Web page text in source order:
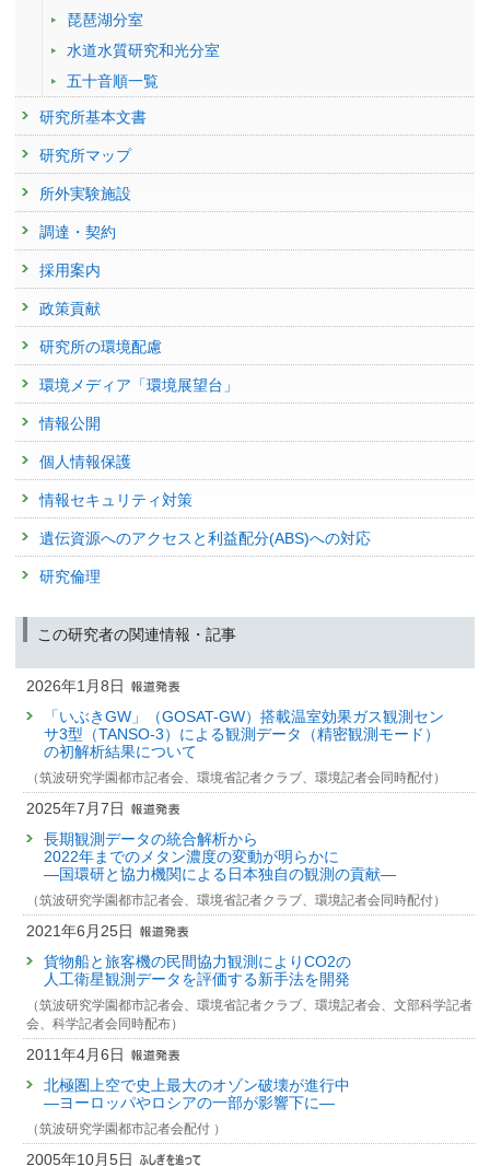
2010年度
研究
21144 : オゾン層破壊に関連した極成層圏雲の特性評価に関する研究
21154 : 成層圏無機塩素化合物の分配比に関する研究
21227 : 大気・海洋モニタリング
2009年度
研究
20617 : 大気・海洋モニタリング
20656 : 成層圏プロセスの長期変化の検出とオゾン層変動予測の不確実性
評価に関する研究
20838 : 硝酸塩素を用いた極成層圏雲の不均一反応過程に関する研究
2008年度
20014 : 硝酸塩素を用いた極成層圏雲の不均一反応過程に関する研究
20043 : 亜酸化窒素濃度分布を介した北極域オゾン層の長期変動に関する
研究
20294 : 成層圏プロセスの長期変化の検出とオゾン層変動予測の不確実性
評価に関する研究
20380 : オゾン層破壊に関連した極成層圏雲の特性評価に関する研究
2007年度
10707 : 成層圏プロセスの長期変化の検出とオゾン層変動予測の不確実性
評価に関する研究
10742 : 亜酸化窒素濃度分布を介した北極域オゾン層の長期変動に関する
研究
2006年度
10063 : 衛星観測データを利用した極域オゾン層破壊の機構解明に関する
研究
2005年度
9397 : 大気衛星観測データの放射伝達解析に関する研究
9410 : ILAS-IIデータの処理・保存・提供のためのシステム開発・改訂及
び運用
9415 : ILAS-IIデータ処理運用システムの開発に関する基礎的研究
較研究およびそのトレンド解析
2004年度
9031 : 大気衛星観測データの放射伝達解析に関する研究
発表者 :杉田考史
掲載誌 :大気環境の事典, 284-285 379 379 (2019)
Interannual Variation of Upper Stratospheric Ozone in the
Northern Midlatitudes in Early Winter Caused by Planetary
Waves
発表者 : Ohyama H.(大山博史)
掲載誌 :Journal of Geophysical Research: Atmospheres, 124:14347-
査読付き 原著論文
Characteristics of Atmospheric Wave-Induced Laminae
Observed by Ozonesondes at the Southern Tip of South
America
発表者 :Ohyama H.(大山博史)
史),Akiyoshi H.(秋吉英治), Noguchi K., Wolfram E., Salvador J., Benitez
G. C.
掲載誌 :Journal of Geophysical Research: Atmospheres,
123(21):11811-11829 (2018)
査読付き 原著論文
Analysis of the Ozone Reduction Event Over the Southern
Tip of South America in November 2009
発表者 :Akiyoshi H.(秋吉英治), Kadowaki M., Nakamura H.,
田考史) , Hirooka T., Harada Y., Mizuno A.
掲載誌 :Journal of Geophysical Research: Atmospheres, 12523-
12542 (2018)
査読付き 原著論文
Tagged black carbon simulations in the Arctic: Transport,
source contributions, and budget
発表者 :Ikeda K.(池田恒平)
Akiyoshi H.(秋吉英治), Kanaya Y., Zhu C., Taketani F.
掲載誌 :
Atmospheric Chemistry and Physics, 17:10515-10533 (2017)
査読付き 原著論文
Comparison of ozone profiles from DIAL, MLS, and
chemical transport model simulations over R'io Gallegos,
Argentina, during the spring Antarctic vortex breakup, 2009
発表者 :Sugita T.(杉田考史),Akiyoshi H.(秋吉英治), Wolfram E., Salvador
J., Ohyama H., Mizuno A.,Ohyama H.(大山博史)
掲載誌 :Atmospheric Measurement Techniques, 10(12):4947-
4964 (2017)
その他
国際オゾンシンポジウム2016報告
発表者 :柴崎和夫,中島英彰,杉田考史, 大山博史, 荻野慎也, 金谷有剛, 須
藤健悟,秋吉英治, 出牛真, 中野辰美, 水野亮, 長濱智生, 山下陽介, 塩谷雅
人, 辻健太郎, 廣岡俊彦
掲載誌 :天気, 64(6):429-441 (2017)
査読付き 原著論文
MIPAS IMK/IAA CFC-11 (CCl3F) and CFC-12 (CCl2F2)
measurements: accuracy, precision and long-term stability
発表者 :Eckert E., Laeng A., Lossow S., Kellmann S., Stiller G., von
研究講演
Climate Change Mitigation Policies
発表者 :Matsunaga T.(松永恒雄)
尚),Saeki T.(佐伯田鶴),Sugita T.(杉田考史),Someya Y.(染谷有),
Fujinawa T.(藤縄環)
A.(MUELLER Astrid)
学会等名称 :The 45th Scientific Assembly of the Committee on Space
Research (COSPAR 2024) (2024)
予稿集名 :-
研究発表
Validation Plan for Greenhouse Gas and NO2 Level 2
Products of TANSO-3 onboard GOSAT-GW
発表者 :Fujimoto T.(藤本敏文),
Morino I.(森野勇)
Fujinawa T.(藤縄環),Mueller A.(MUELLER Astrid)
Tanimoto H.(谷本浩志)
学会等名称 : NDACC/IRWG-TCCON-COCCON Annual Meeting
2024 (2024)
予稿集名 :
研究発表
GOSAT-GW update and validation plan
発表者 :Ohyama H.(大山博史)
永恒雄),Sugita T.(杉田考史),Yashiro H.(八代尚),Morino I.(森野勇),Saito
M.(齊藤誠),Inomata S.(猪俣敏), Ikeda K.(池田恒平),Someya Y.(染谷有)
Fujinawa T.(藤縄環),Yoshida Y.(吉田幸生),Yamashita Y.(山下陽介),
Mueller A.(MUELLER Astrid)
Sekiya T., Patra P., Takigawa M., Yamaguchi M., Bisht J., Kasai Y., Sato
T., Nakamura A.
2024 (2024)
予稿集名 :
研究講演
Progress of retrieval algorithm development for GOSAT-GW
NO2 product
発表者 : Fujinawa T.(藤縄環)
, Sekiya T., Sato O.T., Nakamura A.,
Kanaya Y., Tanimoto H.(谷本浩志)
学会等名称 : The 45th COSPAR 2024 Scientific Assembly (2024)
予稿集名 :-
研究発表
Preparation status of the data processing system for
GOSAT-GW/TANSO-3 in NIES
発表者 :Yashiro H.(八代尚),Sugita T.(杉田考史),Saeki T.(佐伯田鶴)
Someya Y.(染谷有),Fujinawa T.(藤縄環), Yoshida Y.(吉田幸生), Kikuchi S.
(菊地聡), Kawazoe F.(河添史絵), Kamei A.(亀井秋秀), Kajihara T.,
Kanagawa M., Gognadze N.,Tanimoto H.(谷本浩志),Matsunaga T.(松永
恒雄)
学会等名称 :20th International Workshop on Greenhouse Gas
Measurements from Space (IWGGMS-20) (2024)
予稿集名 :-
研究発表
琵琶湖分室
水道水質研究和光分室
五十音順一覧
研究所基本文書
研究所マップ
所外実験施設
調達・契約
採用案内
政策貢献
研究所の環境配慮
環境メディア「環境展望台」
情報公開
個人情報保護
情報セキュリティ対策
遺伝資源へのアクセスと利益配分(ABS)への対応
研究倫理
この研究者の関連情報・記事
2026年1月8日
「いぶきGW」（GOSAT-GW）搭載温室効果ガス観測セン
サ3型（TANSO-3）による観測データ（精密観測モード）
の初解析結果について
（筑波研究学園都市記者会、環境省記者クラブ、環境記者会同時配付）
2025年7月7日
長期観測データの統合解析から
2022年までのメタン濃度の変動が明らかに
—国環研と協力機関による日本独自の観測の貢献—
（筑波研究学園都市記者会、環境省記者クラブ、環境記者会同時配付）
2021年6月25日
貨物船と旅客機の民間協力観測によりCO2の
人工衛星観測データを評価する新手法を開発
（筑波研究学園都市記者会、環境省記者クラブ、環境記者会、文部科学記者
会、科学記者会同時配布）
2011年4月6日
北極圏上空で史上最大のオゾン破壊が進行中
—ヨーロッパやロシアの一部が影響下に—
（筑波研究学園都市記者会配付 ）
2005年10月5日